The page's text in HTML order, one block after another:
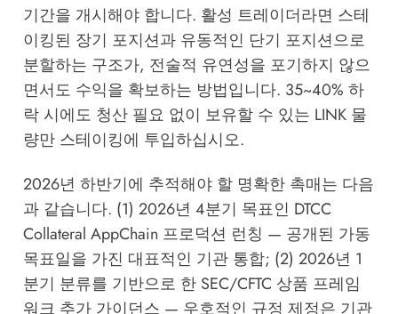
기간을 개시해야 합니다. 활성 트레이더라면 스테
이킹된 장기 포지션과 유동적인 단기 포지션으로
분할하는 구조가, 전술적 유연성을 포기하지 않으
면서도 수익을 확보하는 방법입니다. 35~40% 하
락 시에도 청산 필요 없이 보유할 수 있는 LINK 물
량만 스테이킹에 투입하십시오.
2026년 하반기에 추적해야 할 명확한 촉매는 다음
과 같습니다. (1) 2026년 4분기 목표인 DTCC
Collateral AppChain 프로덕션 런칭 — 공개된 가동
목표일을 가진 대표적인 기관 통합; (2) 2026년 1
분기 분류를 기반으로 한 SEC/CFTC 상품 프레임
워크 추가 가이던스 — 우호적인 규정 제정은 기관